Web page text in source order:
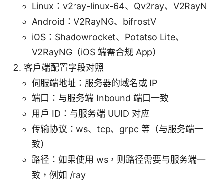
Linux：v2ray-linux-64、Qv2ray、V2RayN
Android：V2RayNG、bifrostV
iOS：Shadowrocket、Potatso Lite、
V2RayNG（iOS 端需合规 App）
客户端配置字段对照
伺服端地址：服务器的域名或 IP
端口：与服务端 Inbound 端口一致
用户 ID：与服务端 UUID 对应
传输协议：ws、tcp、grpc 等（与服务端一
致）
路径：如果使用 ws，则路径需要与服务端一
致，例如 /ray